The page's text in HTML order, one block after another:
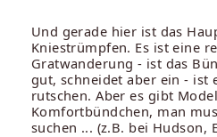
Und gerade hier ist das
Kniestrümpfen. Es ist eine
Gratwanderung - ist das
gut, schneidet aber ein - ist
rutschen. Aber es gibt
Komfortbündchen, man
suchen ... (z.B. bei Hudson,